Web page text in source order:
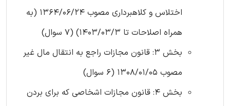
اختلاس و کلاهبرداری مصوب 1364/06/24 (به
همراه اصلاحات تا 1403/03/3) (7 سوال)
بخش 3: قانون مجازات راجع به انتقال مال غیر
مصوب 1308/01/05 (6 سوال)
بخش 4: قانون مجازات اشخاصی که برای بردن